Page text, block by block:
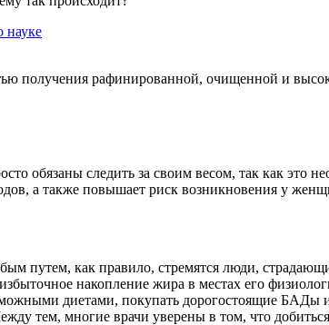
науке
получения рафинированной, очищенной и
обязаны следить за своим весом, так как это
а также повышает риск возникновения у
путем, как правило, стремятся люди,
накопление жира в местах его
диетами, покупать дорогостоящие БАДы
тем, многие врачи уверены в том, что